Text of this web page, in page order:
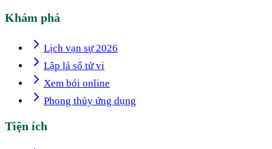
Khám phá
Lịch vạn sự 2026
Lập lá số tử vi
Xem bói online
Phong thủy ứng dụng
Tiện ích